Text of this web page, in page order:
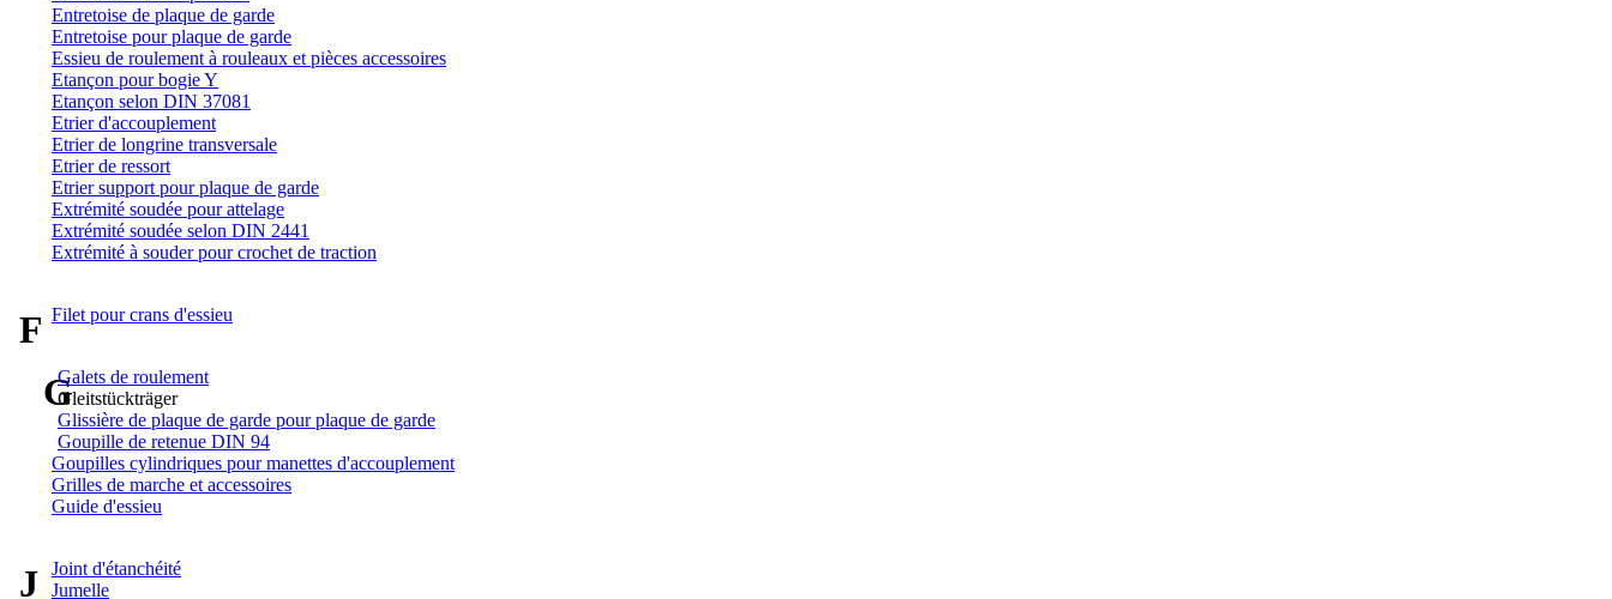
Entretoise de plaque de garde
Entretoise pour plaque de garde
Essieu de roulement à rouleaux et pièces accessoires
Etançon pour bogie Y
Etançon selon DIN 37081
Etrier d'accouplement
Etrier de longrine transversale
Etrier de ressort
Etrier support pour plaque de garde
Extrémité soudée pour attelage
Extrémité soudée selon DIN 2441
Extrémité à souder pour crochet de traction
FFilet pour crans d'essieu
G
Galets de roulement
Gleitstückträger
Glissière de plaque de garde pour plaque de garde
Goupille de retenue DIN 94
Goupilles cylindriques pour manettes d'accouplement
Grilles de marche et accessoires
Guide d'essieu
J
Joint d'étanchéité
Jumelle